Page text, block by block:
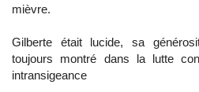
mièvre.
Gilberte était lucide, sa
toujours montré dans la lutte
intransigeance